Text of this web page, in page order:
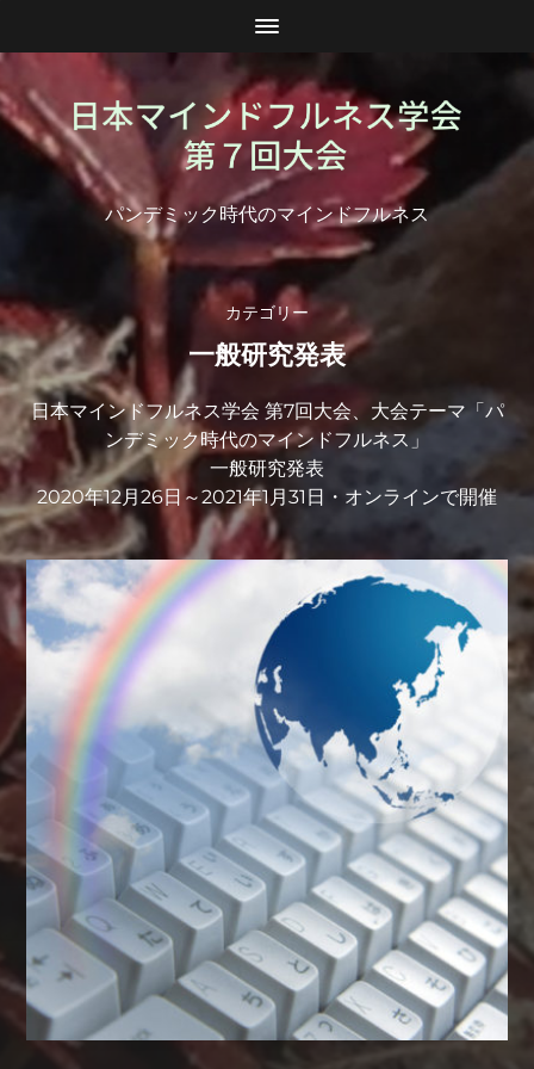
パンデミック時代のマインドフルネス
カテゴリー
一般研究発表
日本マインドフルネス学会 第7回大会、大会テーマ「パ
ンデミック時代のマインドフルネス」
一般研究発表
2020年12月26日～2021年1月31日・オンラインで開催